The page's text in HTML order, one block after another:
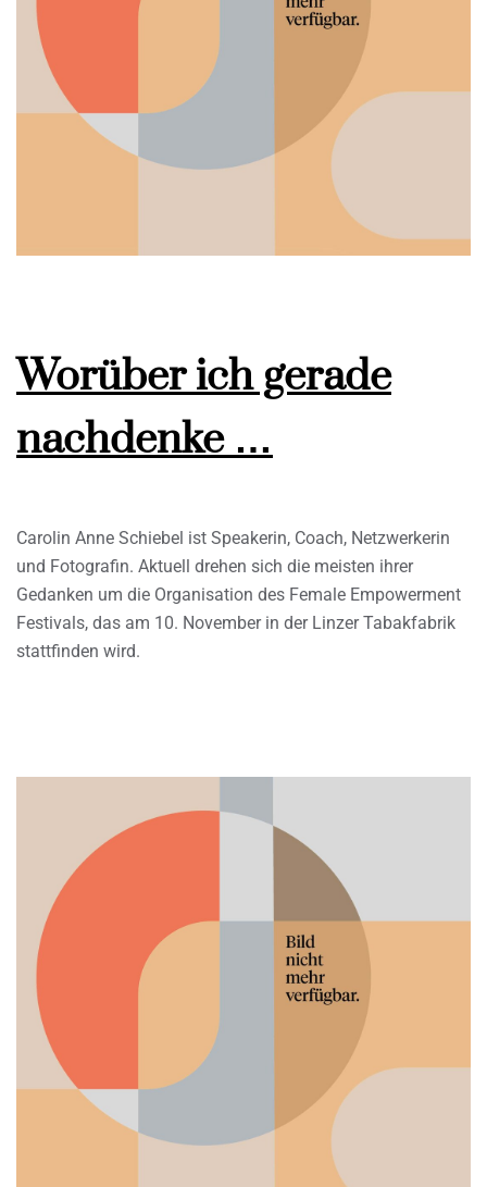
Worüber ich gerade
nachdenke …
Carolin Anne Schiebel ist Speakerin, Coach, Netzwerkerin
und Fotografin. Aktuell drehen sich die meisten ihrer
Gedanken um die Organisation des Female Empowerment
Festivals, das am 10. November in der Linzer Tabakfabrik
stattfinden wird.